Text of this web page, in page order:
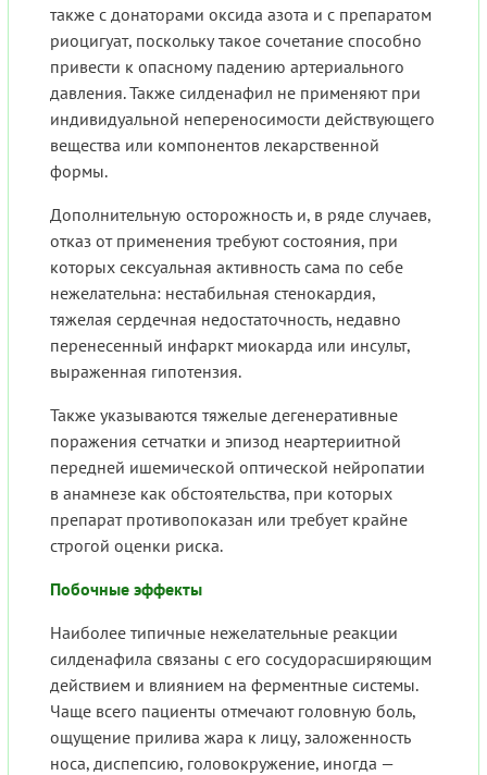
также с донаторами оксида азота и с препаратом
риоцигуат, поскольку такое сочетание способно
привести к опасному падению артериального
давления. Также силденафил не применяют при
индивидуальной непереносимости действующего
вещества или компонентов лекарственной
формы.
Дополнительную осторожность и, в ряде случаев,
отказ от применения требуют состояния, при
которых сексуальная активность сама по себе
нежелательна: нестабильная стенокардия,
тяжелая сердечная недостаточность, недавно
перенесенный инфаркт миокарда или инсульт,
выраженная гипотензия.
Также указываются тяжелые дегенеративные
поражения сетчатки и эпизод неартериитной
передней ишемической оптической нейропатии
в анамнезе как обстоятельства, при которых
препарат противопоказан или требует крайне
строгой оценки риска.
Побочные эффекты
Наиболее типичные нежелательные реакции
силденафила связаны с его сосудорасширяющим
действием и влиянием на ферментные системы.
Чаще всего пациенты отмечают головную боль,
ощущение прилива жара к лицу, заложенность
носа, диспепсию, головокружение, иногда —